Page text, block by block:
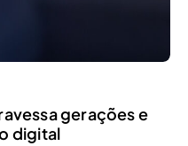
gerações e
digital